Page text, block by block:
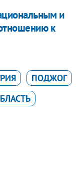
и
к
ПОДЖОГ